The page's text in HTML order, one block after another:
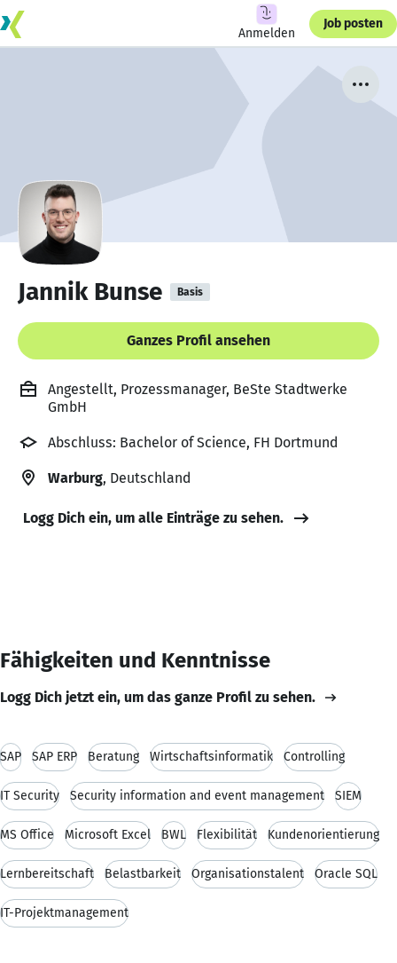
Anmelden
Job posten
Jannik Bunse Basis
Ganzes Profil ansehen
Angestellt, Prozessmanager, BeSte Stadtwerke
GmbH
Abschluss: Bachelor of Science, FH Dortmund
Warburg, Deutschland
Logg Dich ein, um alle Einträge zu sehen.
Fähigkeiten und Kenntnisse
Logg Dich jetzt ein, um das ganze Profil zu sehen.
SAP SAP ERP Beratung Wirtschaftsinformatik Controlling
IT Security Security information and event management SIEM
MS Office Microsoft Excel BWL Flexibilität Kundenorientierung
Lernbereitschaft Belastbarkeit Organisationstalent Oracle SQL
IT-Projektmanagement